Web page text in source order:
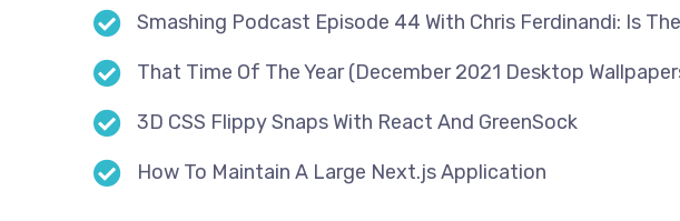
Smashing Podcast Episode 44 With Chris Ferdinandi: Is
That Time Of The Year (December 2021 Desktop
3D CSS Flippy Snaps With React And GreenSock
How To Maintain A Large Next.js Application